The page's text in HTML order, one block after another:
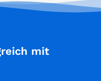
mit